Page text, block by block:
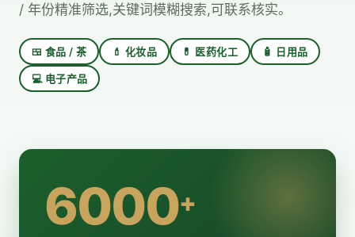
/ 年份精准筛选,关键词模糊搜索,可联系核实。
🍱 食品 / 茶 💄 化妆品 💊 医药化工 🧴 日用品
💻 电子产品
6000+